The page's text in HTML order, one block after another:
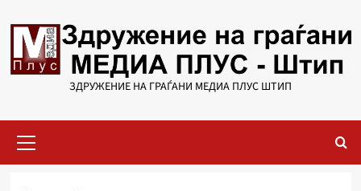
to
content
ЗДРУЖЕНИЕ НА ГРАЃАНИ МЕДИА ПЛУС ШТИП
Menu